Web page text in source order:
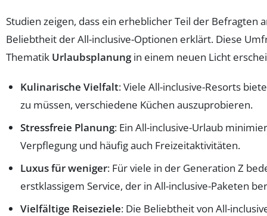
Studien zeigen, dass ein erheblicher Teil der Befragten
Beliebtheit der All-inclusive-Optionen erklärt. Diese
Thematik Urlaubsplanungin einem neuen Licht
Kulinarische Vielfalt: Viele All-inclusive-Resorts
zu müssen, verschiedene Küchen auszuprobieren.
Stressfreie Planung: Ein All-inclusive-Urlaub
Verpflegung und häufig auch Freizeitaktivitäten.
Luxus für weniger: Für viele in der Generation Z
erstklassigem Service, der in All-inclusive-Paketen
Vielfältige Reiseziele: Die Beliebtheit von All-